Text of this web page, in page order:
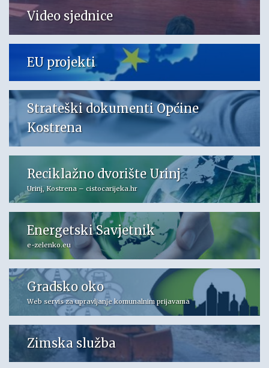
Video sjednice
EU projekti
Strateški dokumenti Općine
Kostrena
Reciklažno dvorište Urinj
Urinj, Kostrena – cistocarijeka.hr
Energetski Savjetnik
e-zelenko.eu
Gradsko oko
Web servis za upravljanje komunalnim prijavama
Zimska služba